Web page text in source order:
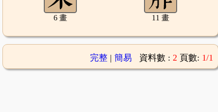
6 畫 11 畫
完整| 簡易 資料數 : 2 頁數: 1/1